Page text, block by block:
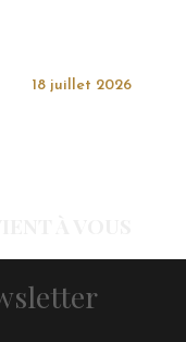
18 juillet 2026